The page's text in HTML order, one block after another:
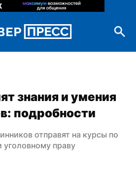
знания и умения
подробности
отправят на курсы по
праву